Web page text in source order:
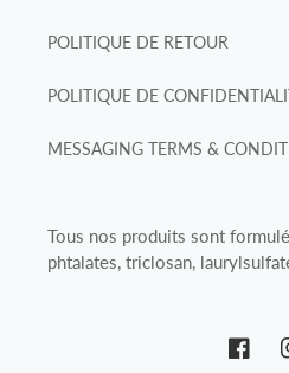
POLITIQUE DE RETOUR
POLITIQUE DE
MESSAGING TERMS &
Tous nos produits sont
phtalates, triclosan,